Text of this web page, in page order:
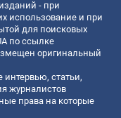
- при
использование и при
для поисковых
по ссылке
оригинальный
интервью, статьи,
журналистов
права на которые